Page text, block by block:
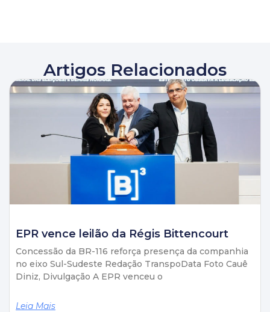
Artigos Relacionados
EPR vence leilão da Régis Bittencourt
Concessão da BR-116 reforça presença da companhia
no eixo Sul-Sudeste Redação TranspoData Foto Cauê
Diniz, Divulgação A EPR venceu o
Leia Mais